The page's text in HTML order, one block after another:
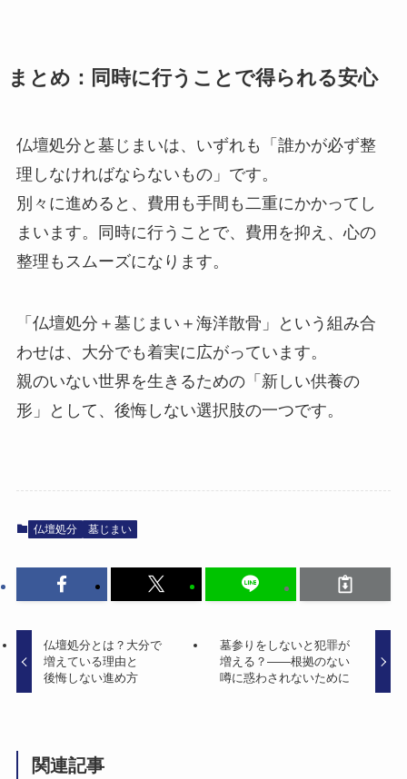
まとめ：同時に​行う​ことで​得られる​安心
仏壇処分と墓じまいは、いずれも「誰かが必ず整
理しなければならないもの」です。
別々に進めると、費用も手間も二重にかかってし
まいます。同時に行うことで、費用を抑え、心の
整理もスムーズになります。
「仏壇処分＋墓じまい＋海洋散骨」という組み合
わせは、大分でも着実に広がっています。
親のいない世界を生きるための「新しい供養の
形」として、後悔しない選択肢の一つです。
仏壇処分 墓じまい
仏壇処分とは？​大分で​
増えている​理由と​
後悔しない​進め方
墓参りを​しないと​犯罪が​
増える？​——根拠の​ない​
噂に​惑わされないために
関連記事